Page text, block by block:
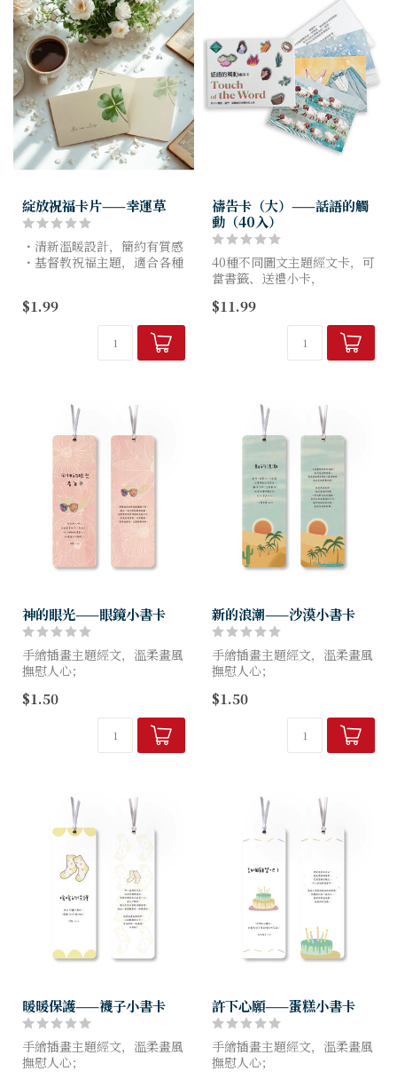
綻放祝福卡片——幸運草
・清新溫暖設計，簡約有質感
・基督教祝福主題，適合各種
・輕巧好攜帶，隨時傳遞祝福
$1.99
禱告卡（大）——話語的觸
動（40入）
40種不同圖文主題經文卡，可
當書籤、送禮小卡，
隨地提醒耶穌要對你我說的
$11.99
神的眼光——眼鏡小書卡
手繪插畫主題經文，溫柔畫風
撫慰人心；
適用。
$1.50
新的浪潮——沙漠小書卡
手繪插畫主題經文，溫柔畫風
撫慰人心；
適用。
$1.50
暖暖保護——襪子小書卡
手繪插畫主題經文，溫柔畫風
撫慰人心；
許下心願——蛋糕小書卡
手繪插畫主題經文，溫柔畫風
撫慰人心；